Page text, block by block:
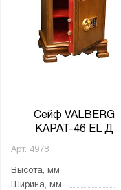
Сейф VALBERG
КАРАТ-46 EL Д
Арт. 4978
Высота, мм
Ширина, мм
ПАКС-
Промет
Valberg